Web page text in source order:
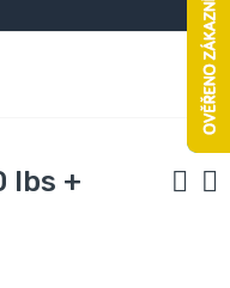
lbs +